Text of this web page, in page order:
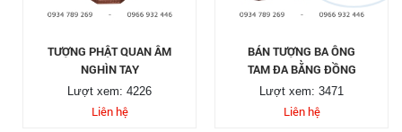
TƯỢNG PHẬT QUAN ÂM
NGHÌN TAY
Lượt xem: 4226
Liên hệ
BÁN TƯỢNG BA ÔNG
TAM ĐA BẰNG ĐỒNG
Lượt xem: 3471
Liên hệ